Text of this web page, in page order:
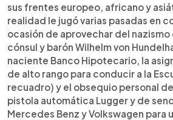
sus frentes europeo, africano y
realidad le jugó varias pasadas en
ocasión de aprovechar del
cónsul y barón Wilhelm von
naciente Banco Hipotecario, la
de alto rango para conducir a la
recuadro) y el obsequio personal
pistola automática Lugger y de
Mercedes Benz y Volkswagen para